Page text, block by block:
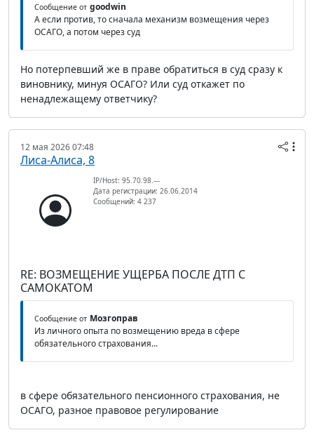
Сообщение от goodwin
А если против, то сначала механизм возмещения через
ОСАГО, а потом через суд
Но потерпевший же в праве обратиться в суд сразу к
виновнику, минуя ОСАГО? Или суд откажет по
ненадлежащему ответчику?
12 мая 2026 07:48
Лиса-Алиса, 8
IP/Host: 95.70.98.---
Дата регистрации: 26.06.2014
Сообщений: 4 237
RE: ВОЗМЕЩЕНИЕ УЩЕРБА ПОСЛЕ ДТП С
САМОКАТОМ
Сообщение от Мозгоправ
Из личного опыта по возмещению вреда в сфере
обязательного страхования...
в сфере обязательного пенсионного страхования, не
ОСАГО, разное правовое регулирование